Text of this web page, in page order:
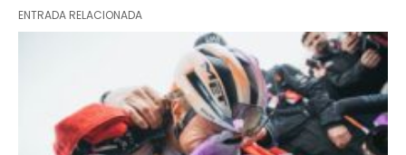
ENTRADA RELACIONADA